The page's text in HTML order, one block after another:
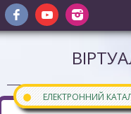
● ЕЛЕКТРОННИЙ